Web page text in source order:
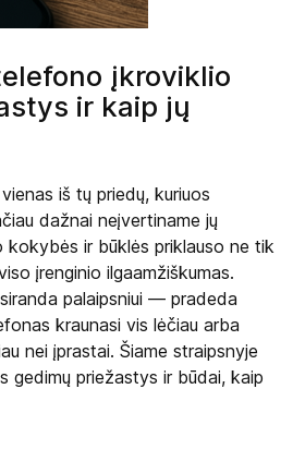
įkroviklio
ir kaip jų
iš tų priedų, kuriuos
dažnai neįvertiname jų
kokybės ir būklės priklauso ne tik
įrenginio ilgaamžiškumas.
palaipsniui — pradeda
kraunasi vis lėčiau arba
nei įprastai. Šiame straipsnyje
gedimų priežastys ir būdai, kaip